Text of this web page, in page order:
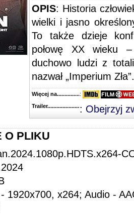
OPIS: Historia
wielki i jasno
To także dzieje
połowę XX wieku
duchowo ludzi z
nazwał „Imperium
Więcej na........................................
:
Trailer...........................................
: Obejrzyj
O PLIKU
1920x700, x264; Audio -